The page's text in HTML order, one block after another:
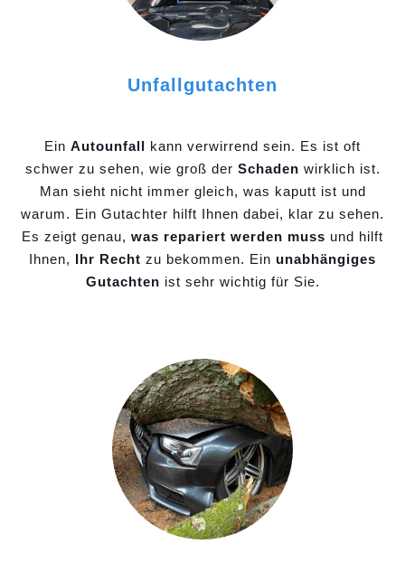
Unfallgutachten
Ein Autounfall kann verwirrend sein. Es ist oft
schwer zu sehen, wie groß der Schaden wirklich ist.
Man sieht nicht immer gleich, was kaputt ist und
warum. Ein Gutachter hilft Ihnen dabei, klar zu sehen.
Es zeigt genau, was repariert werden muss und hilft
Ihnen, Ihr Recht zu bekommen. Ein unabhängiges
Gutachten ist sehr wichtig für Sie.